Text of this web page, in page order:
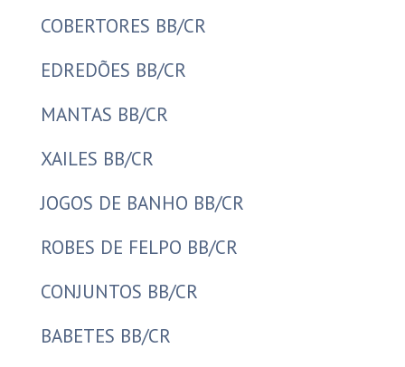
COBERTORES BB/CR
EDREDÕES BB/CR
MANTAS BB/CR
XAILES BB/CR
JOGOS DE BANHO BB/CR
ROBES DE FELPO BB/CR
CONJUNTOS BB/CR
BABETES BB/CR